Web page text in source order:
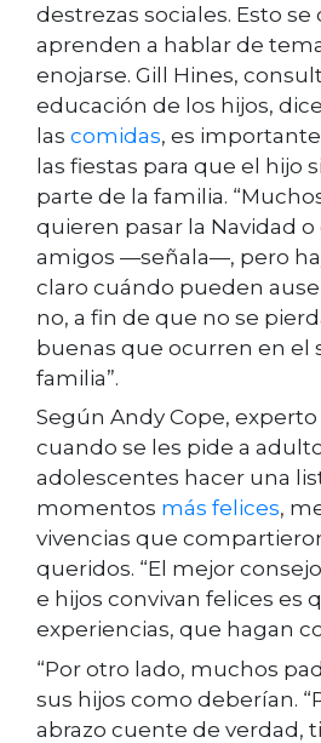
destrezas sociales. Esto se
aprenden a hablar de
enojarse. Gill Hines,
educación de los hijos,
las comidas, es
las fiestas para que el hijo
parte de la familia.
quieren pasar la Navidad
amigos —señala—, pero
claro cuándo pueden
no, a fin de que no se
buenas que ocurren en el
familia”.
Según Andy Cope,
cuando se les pide a
adolescentes hacer una
momentos más felices,
vivencias que
queridos. “El mejor
e hijos convivan felices es
experiencias, que hagan
“Por otro lado, muchos
sus hijos como deberían.
abrazo cuente de verdad,